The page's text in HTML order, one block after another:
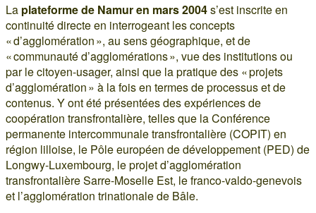
La plateforme de Namur en mars 2004s’est inscrite en
continuité directe en interrogeant les concepts
« d’agglomération », au sens géographique, et de
« communauté d’agglomérations », vue des institutions ou
par le citoyen-usager, ainsi que la pratique des « projets
d’agglomération » à la fois en termes de processus et de
contenus. Y ont été présentées des expériences de
coopération transfrontalière, telles que la Conférence
permanente intercommunale transfrontalière (COPIT) en
région lilloise, le Pôle européen de développement (PED) de
Longwy-Luxembourg, le projet d’agglomération
transfrontalière Sarre-Moselle Est, le franco-valdo-genevois
et l’agglomération trinationale de Bâle.